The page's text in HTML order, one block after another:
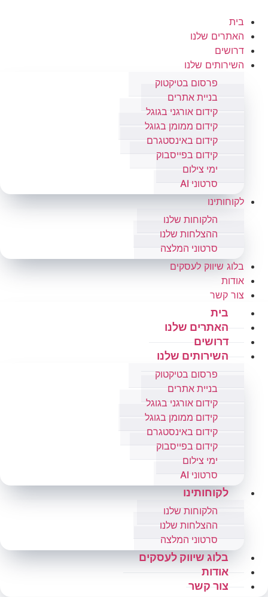
בית
האתרים שלנו
דרושים
השירותים שלנו
פרסום בטיקטוק
בניית אתרים
קידום אורגני בגוגל
קידום ממומן בגוגל
קידום באינסטגרם
קידום בפייסבוק
ימי צילום
סרטוני AI
לקוחותינו
הלקוחות שלנו
ההצלחות שלנו
סרטוני המלצה
בלוג שיווק לעסקים
אודות
צור קשר
בית
האתרים שלנו
דרושים
השירותים שלנו
פרסום בטיקטוק
בניית אתרים
קידום אורגני בגוגל
קידום ממומן בגוגל
קידום באינסטגרם
קידום בפייסבוק
ימי צילום
סרטוני AI
לקוחותינו
הלקוחות שלנו
ההצלחות שלנו
סרטוני המלצה
בלוג שיווק לעסקים
אודות
צור קשר